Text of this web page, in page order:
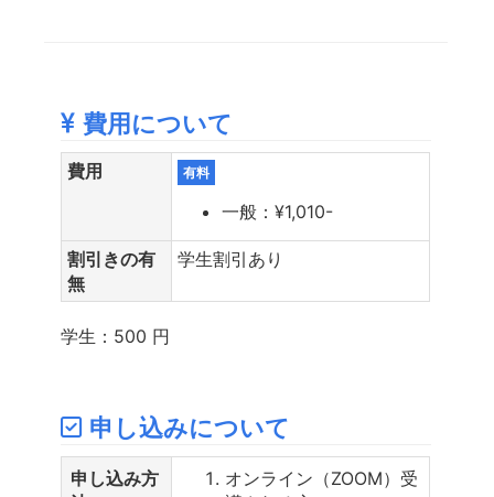
費用について
費用 有料
一般：¥1,010-
割引きの有
無
学生割引あり
学生：500 円
申し込みについて
申し込み方
オンライン（ZOOM）受